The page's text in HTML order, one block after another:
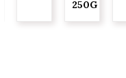
250G